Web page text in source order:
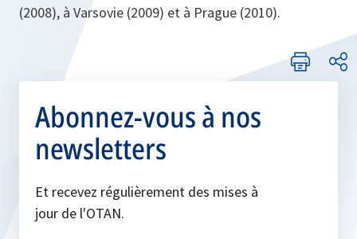
(2008), à Varsovie (2009) et à Prague (2010).
Abonnez-vous à nos
newsletters
Et recevez régulièrement des mises à
jour de l'OTAN.